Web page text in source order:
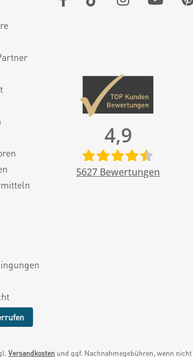
4,9
5627 Bewertungen
Versandkosten und ggf. Nachnahmegebühren, wenn